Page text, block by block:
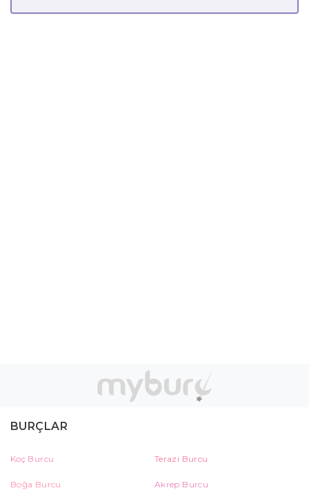
BURÇLAR
Koç Burcu Terazi Burcu
Boğa Burcu Akrep Burcu